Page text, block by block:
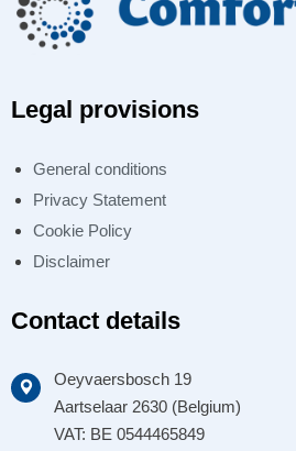
Legal provisions
General conditions
Privacy Statement
Cookie Policy
Disclaimer
Contact details
Oeyvaersbosch 19
Aartselaar 2630 (Belgium)
VAT: BE 0544465849